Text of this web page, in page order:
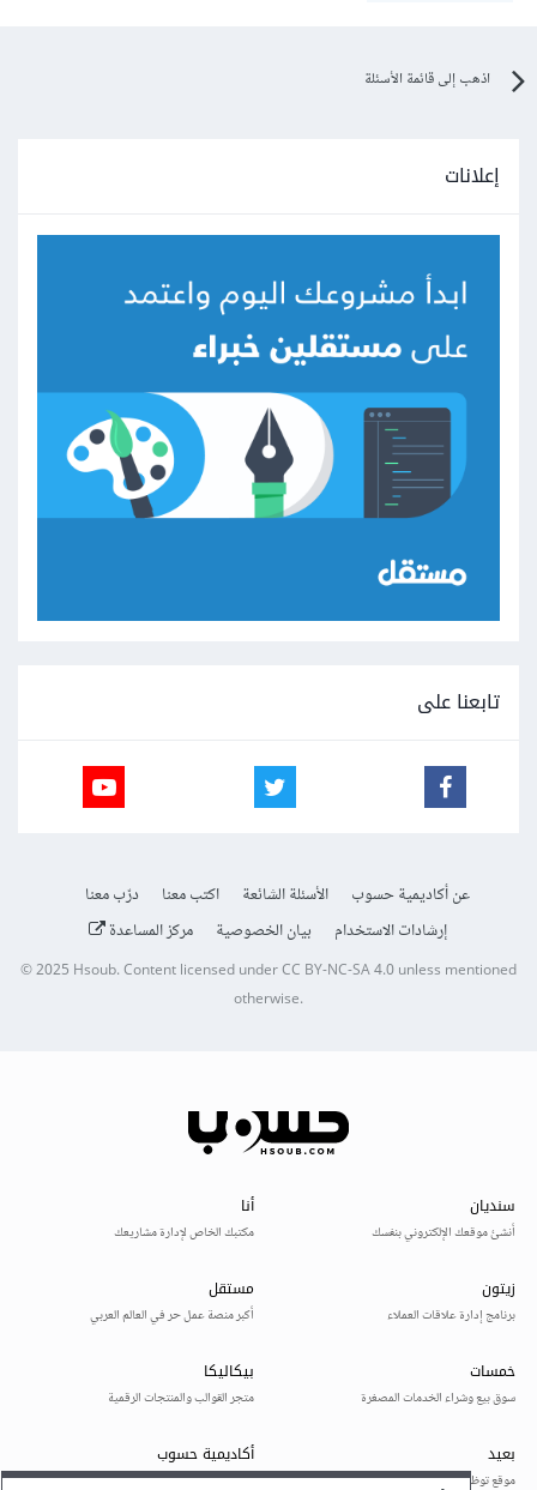
اذهب إلى قائمة الأسئلة
إعلانات
تابعنا على
عن أكاديمية حسوب الأسئلة الشائعة اكتب معنا
درّب معنا
إرشادات الاستخدام
بيان الخصوصية مركز المساعدة
© 2025Hsoub.Content licensed underCC BY-NC-SA 4.0unless mentioned
otherwise.